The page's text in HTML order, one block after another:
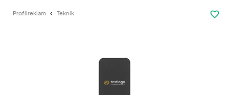
Profilreklam Teknik favorite_border